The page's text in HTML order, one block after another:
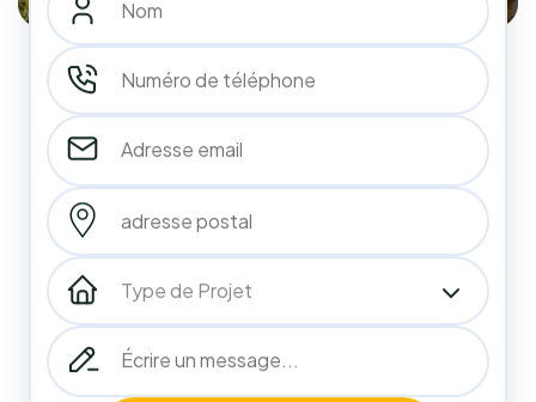
183
Installations Réalisées
183+
Projets terminés
98
Clients Satisfaits